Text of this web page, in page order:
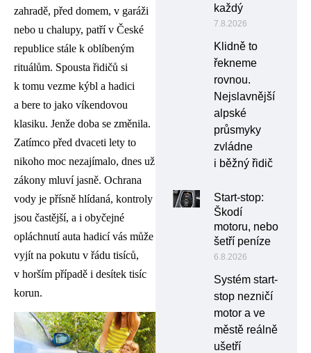
zahradě, před domem, v garáži
nebo u chalupy, patří v České
republice stále k oblíbeným
rituálům. Spousta řidičů si
k tomu vezme kýbl a hadici
a bere to jako víkendovou
klasiku. Jenže doba se změnila.
Zatímco před dvaceti lety to
nikoho moc nezajímalo, dnes už
zákony mluví jasně. Ochrana
vody je přísně hlídaná, kontroly
jsou častější, a i obyčejné
opláchnutí auta hadicí vás může
vyjít na pokutu v řádu tisíců,
v horším případě i desítek tisíc
korun.
každý
7.8.2026
Klidně to
řekneme
rovnou.
Nejslavnější
alpské
průsmyky
zvládne
i běžný řidič
Start-stop:
Škodí
motoru, nebo
šetří peníze
6.8.2026
Systém start-
stop nezničí
motor a ve
městě reálně
ušetří